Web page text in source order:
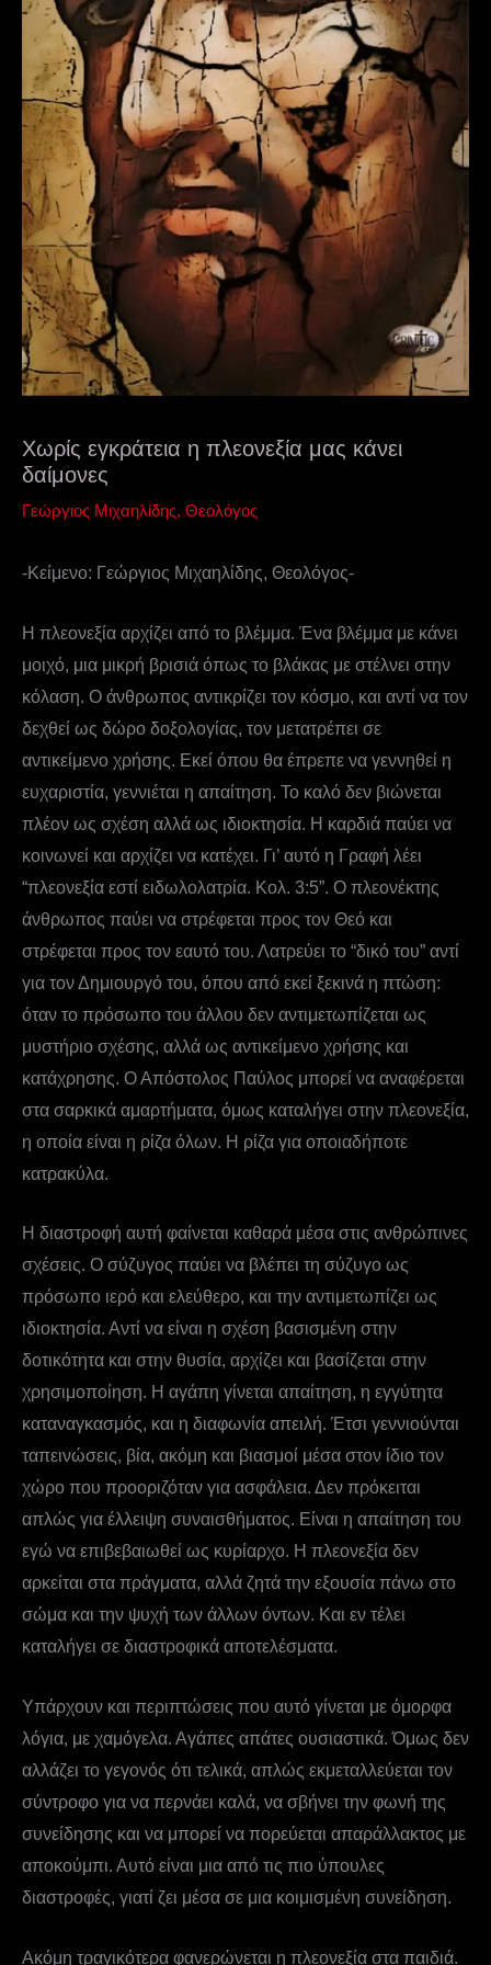
Χωρίς εγκράτεια η πλεονεξία μας κάνει
δαίμονες
Γεώργιος Μιχαηλίδης, Θεολόγος
-Κείμενο: Γεώργιος Μιχαηλίδης, Θεολόγος-
Η πλεονεξία αρχίζει από το βλέμμα. Ένα βλέμμα με κάνει
μοιχό, μια μικρή βρισιά όπως το βλάκας με στέλνει στην
κόλαση. Ο άνθρωπος αντικρίζει τον κόσμο, και αντί να τον
δεχθεί ως δώρο δοξολογίας, τον μετατρέπει σε
αντικείμενο χρήσης. Εκεί όπου θα έπρεπε να γεννηθεί η
ευχαριστία, γεννιέται η απαίτηση. Το καλό δεν βιώνεται
πλέον ως σχέση αλλά ως ιδιοκτησία. Η καρδιά παύει να
κοινωνεί και αρχίζει να κατέχει. Γι’ αυτό η Γραφή λέει
“πλεονεξία εστί ειδωλολατρία. Κολ. 3:5”. Ο πλεονέκτης
άνθρωπος παύει να στρέφεται προς τον Θεό και
στρέφεται προς τον εαυτό του. Λατρεύει το “δικό του” αντί
για τον Δημιουργό του, όπου από εκεί ξεκινά η πτώση:
όταν το πρόσωπο του άλλου δεν αντιμετωπίζεται ως
μυστήριο σχέσης, αλλά ως αντικείμενο χρήσης και
κατάχρησης. Ο Απόστολος Παύλος μπορεί να αναφέρεται
στα σαρκικά αμαρτήματα, όμως καταλήγει στην πλεονεξία,
η οποία είναι η ρίζα όλων. Η ρίζα για οποιαδήποτε
κατρακύλα.
Η διαστροφή αυτή φαίνεται καθαρά μέσα στις ανθρώπινες
σχέσεις. Ο σύζυγος παύει να βλέπει τη σύζυγο ως
πρόσωπο ιερό και ελεύθερο, και την αντιμετωπίζει ως
ιδιοκτησία. Αντί να είναι η σχέση βασισμένη στην
δοτικότητα και στην θυσία, αρχίζει και βασίζεται στην
χρησιμοποίηση. Η αγάπη γίνεται απαίτηση, η εγγύτητα
καταναγκασμός, και η διαφωνία απειλή. Έτσι γεννιούνται
ταπεινώσεις, βία, ακόμη και βιασμοί μέσα στον ίδιο τον
χώρο που προοριζόταν για ασφάλεια. Δεν πρόκειται
απλώς για έλλειψη συναισθήματος. Είναι η απαίτηση του
εγώ να επιβεβαιωθεί ως κυρίαρχο. Η πλεονεξία δεν
αρκείται στα πράγματα, αλλά ζητά την εξουσία πάνω στο
σώμα και την ψυχή των άλλων όντων. Και εν τέλει
καταλήγει σε διαστροφικά αποτελέσματα.
Υπάρχουν και περιπτώσεις που αυτό γίνεται με όμορφα
λόγια, με χαμόγελα. Αγάπες απάτες ουσιαστικά. Όμως δεν
αλλάζει το γεγονός ότι τελικά, απλώς εκμεταλλεύεται τον
σύντροφο για να περνάει καλά, να σβήνει την φωνή της
συνείδησης και να μπορεί να πορεύεται απαράλλακτος με
αποκούμπι. Αυτό είναι μια από τις πιο ύπουλες
διαστροφές, γιατί ζει μέσα σε μια κοιμισμένη συνείδηση.
Ακόμη τραγικότερα φανερώνεται η πλεονεξία στα παιδιά.